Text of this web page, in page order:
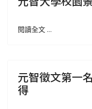
閱讀全文 …
元智徵文第一
得